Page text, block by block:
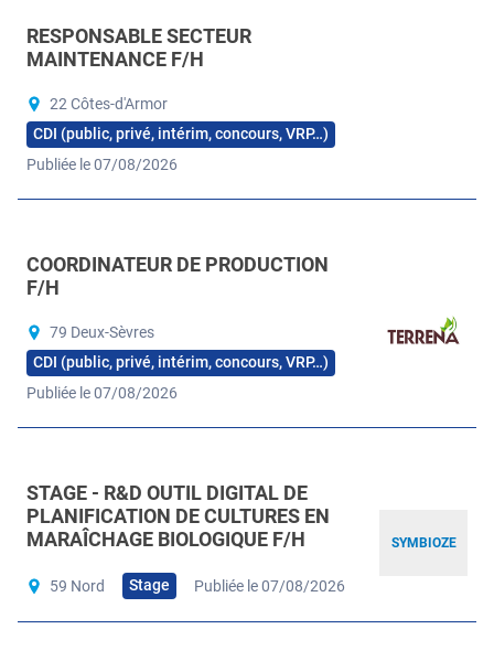
RESPONSABLE SECTEUR
MAINTENANCE F/H
22 Côtes-d'Armor
CDI (public, privé, intérim, concours, VRP…)
Publiée le 07/08/2026
COORDINATEUR DE PRODUCTION
F/H
79 Deux-Sèvres
CDI (public, privé, intérim, concours, VRP…)
Publiée le 07/08/2026
SYMBIOZE
STAGE - R&D OUTIL DIGITAL DE
PLANIFICATION DE CULTURES EN
MARAÎCHAGE BIOLOGIQUE F/H
59 Nord Stage Publiée le 07/08/2026